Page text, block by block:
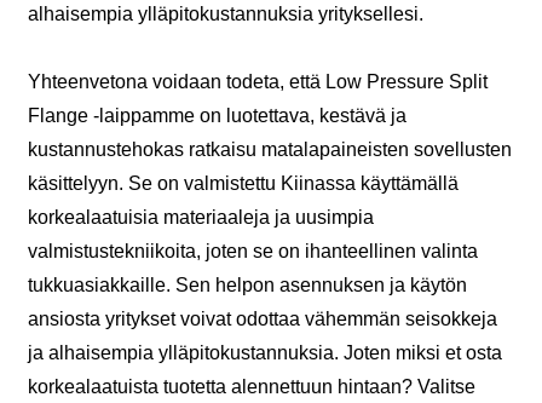
alhaisempia ylläpitokustannuksia yrityksellesi.
Yhteenvetona voidaan todeta, että Low Pressure Split
Flange -laippamme on luotettava, kestävä ja
kustannustehokas ratkaisu matalapaineisten sovellusten
käsittelyyn. Se on valmistettu Kiinassa käyttämällä
korkealaatuisia materiaaleja ja uusimpia
valmistustekniikoita, joten se on ihanteellinen valinta
tukkuasiakkaille. Sen helpon asennuksen ja käytön
ansiosta yritykset voivat odottaa vähemmän seisokkeja
ja alhaisempia ylläpitokustannuksia. Joten miksi et osta
korkealaatuista tuotetta alennettuun hintaan? Valitse